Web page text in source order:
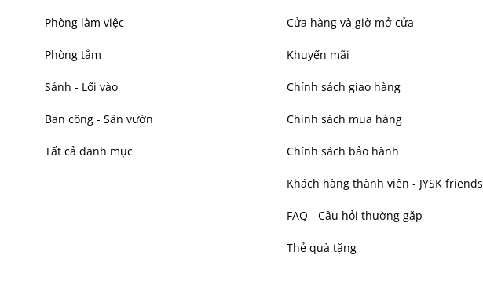
Phòng làm việc
Phòng tắm
Sảnh - Lối vào
Ban công - Sân vườn
Tất cả danh mục
Cửa hàng và giờ mở cửa
Khuyến mãi
Chính sách giao hàng
Chính sách mua hàng
Chính sách bảo hành
Khách hàng thành viên - JYSK friends
FAQ - Câu hỏi thường gặp
Thẻ quà tặng